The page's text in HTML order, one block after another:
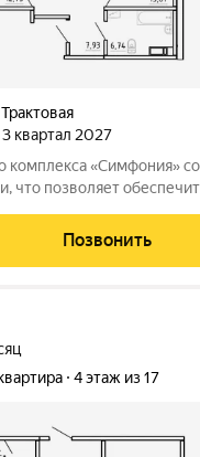
3 квартал 2027
комплекса «Симфония»
что позволяет
квартиры с уже
и живите! ЖК
Позвонить
4 этаж из 17